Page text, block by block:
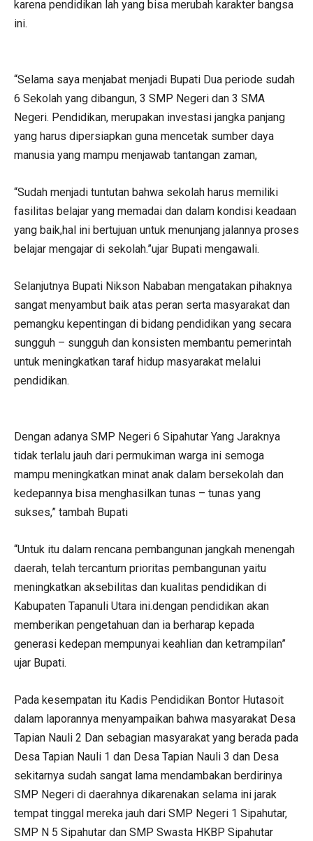
karena pendidikan lah yang bisa merubah karakter bangsa
ini.
“Selama saya menjabat menjadi Bupati Dua periode sudah
6 Sekolah yang dibangun, 3 SMP Negeri dan 3 SMA
Negeri. Pendidikan, merupakan investasi jangka panjang
yang harus dipersiapkan guna mencetak sumber daya
manusia yang mampu menjawab tantangan zaman,
“Sudah menjadi tuntutan bahwa sekolah harus memiliki
fasilitas belajar yang memadai dan dalam kondisi keadaan
yang baik,hal ini bertujuan untuk menunjang jalannya proses
belajar mengajar di sekolah.”ujar Bupati mengawali.
Selanjutnya Bupati Nikson Nababan mengatakan pihaknya
sangat menyambut baik atas peran serta masyarakat dan
pemangku kepentingan di bidang pendidikan yang secara
sungguh – sungguh dan konsisten membantu pemerintah
untuk meningkatkan taraf hidup masyarakat melalui
pendidikan.
Dengan adanya SMP Negeri 6 Sipahutar Yang Jaraknya
tidak terlalu jauh dari permukiman warga ini semoga
mampu meningkatkan minat anak dalam bersekolah dan
kedepannya bisa menghasilkan tunas – tunas yang
sukses,” tambah Bupati
“Untuk itu dalam rencana pembangunan jangkah menengah
daerah, telah tercantum prioritas pembangunan yaitu
meningkatkan aksebilitas dan kualitas pendidikan di
Kabupaten Tapanuli Utara ini.dengan pendidikan akan
memberikan pengetahuan dan ia berharap kepada
generasi kedepan mempunyai keahlian dan ketrampilan”
ujar Bupati.
Pada kesempatan itu Kadis Pendidikan Bontor Hutasoit
dalam laporannya menyampaikan bahwa masyarakat Desa
Tapian Nauli 2 Dan sebagian masyarakat yang berada pada
Desa Tapian Nauli 1 dan Desa Tapian Nauli 3 dan Desa
sekitarnya sudah sangat lama mendambakan berdirinya
SMP Negeri di daerahnya dikarenakan selama ini jarak
tempat tinggal mereka jauh dari SMP Negeri 1 Sipahutar,
SMP N 5 Sipahutar dan SMP Swasta HKBP Sipahutar